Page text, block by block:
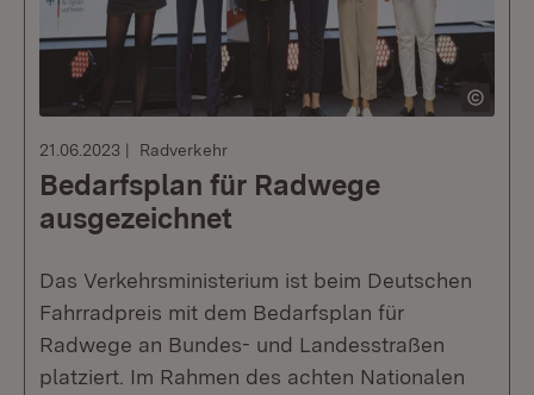
21.06.2023 Radverkehr
Bedarfsplan für Radwege
ausgezeichnet
Das Verkehrsministerium ist beim Deutschen
Fahrradpreis mit dem Bedarfsplan für
Radwege an Bundes- und Landesstraßen
platziert. Im Rahmen des achten Nationalen